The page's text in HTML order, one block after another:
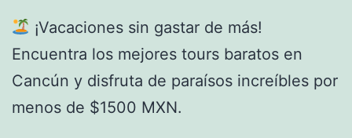
¡Vacaciones sin gastar de más!
Encuentra los mejores tours baratos en
Cancún y disfruta de paraísos increíbles por
menos de $1500 MXN.